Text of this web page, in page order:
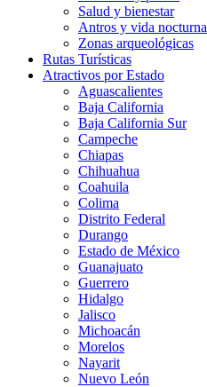
Salud y bienestar
Antros y vida nocturna
Zonas arqueológicas
Rutas Turísticas
Atractivos por Estado
Aguascalientes
Baja California
Baja California Sur
Campeche
Chiapas
Chihuahua
Coahuila
Colima
Distrito Federal
Durango
Estado de México
Guanajuato
Guerrero
Hidalgo
Jalisco
Michoacán
Morelos
Nayarit
Nuevo León